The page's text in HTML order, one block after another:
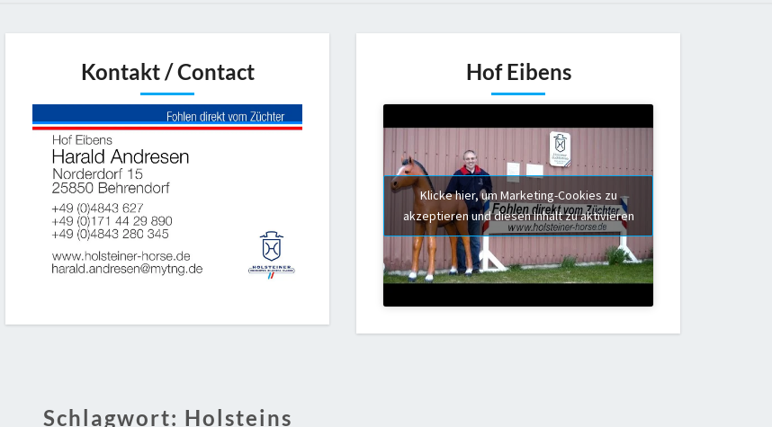
Kontakt / Contact Hof Eibens
Klicke hier, um Marketing-Cookies zu
akzeptieren und diesen Inhalt zu aktivieren
Schlagwort: Holsteins